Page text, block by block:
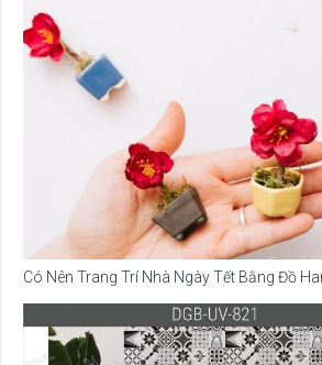
Có Nên Trang Trí Nhà Ngày Tết Bằng Đồ